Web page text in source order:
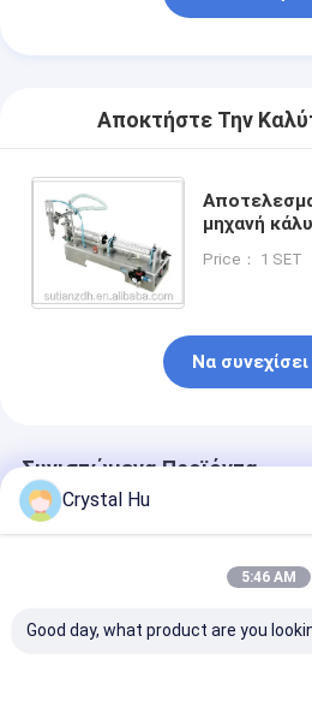
Αποκτήστε Την
μηχανή
Price： 1 SET
Να συνεχίσει
Συνιστώμενα Προϊόντα
Crystal Hu
5:46 AM
Good day, what product are you